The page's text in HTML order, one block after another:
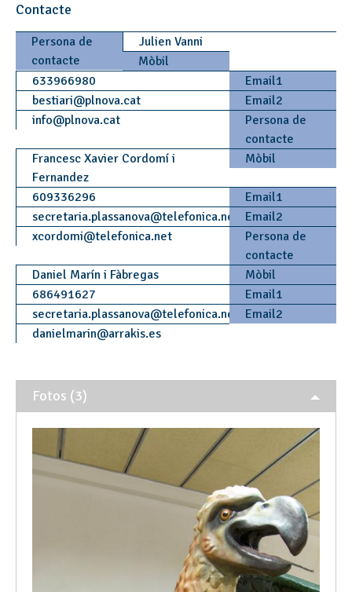
Contacte
Persona de
contacte
Julien Vanni
Mòbil
633966980
Email1
bestiari@plnova.cat
Email2
info@plnova.cat
Persona de
contacte
Francesc Xavier Cordomí i
Fernandez
Mòbil
609336296
Email1
secretaria.plassanova@telefonica.net
Email2
xcordomi@telefonica.net
Persona de
contacte
Daniel Marín i Fàbregas
Mòbil
686491627
Email1
secretaria.plassanova@telefonica.net
Email2
danielmarin@arrakis.es
Fotos (3)